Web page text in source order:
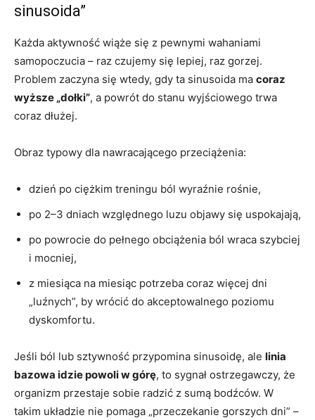
sinusoida”
Każda aktywność wiąże się z pewnymi wahaniami
samopoczucia – raz czujemy się lepiej, raz gorzej.
Problem zaczyna się wtedy, gdy ta sinusoida ma coraz
wyższe „dołki”, a powrót do stanu wyjściowego trwa
coraz dłużej.
Obraz typowy dla nawracającego przeciążenia:
dzień po ciężkim treningu ból wyraźnie rośnie,
po 2–3 dniach względnego luzu objawy się uspokajają,
po powrocie do pełnego obciążenia ból wraca szybciej
i mocniej,
z miesiąca na miesiąc potrzeba coraz więcej dni
„luźnych”, by wrócić do akceptowalnego poziomu
dyskomfortu.
Jeśli ból lub sztywność przypomina sinusoidę, ale linia
bazowa idzie powoli w górę, to sygnał ostrzegawczy, że
organizm przestaje sobie radzić z sumą bodźców. W
takim układzie nie pomaga „przeczekanie gorszych dni” –